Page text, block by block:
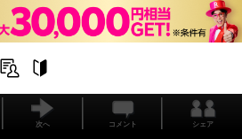
次へ コメント シェア